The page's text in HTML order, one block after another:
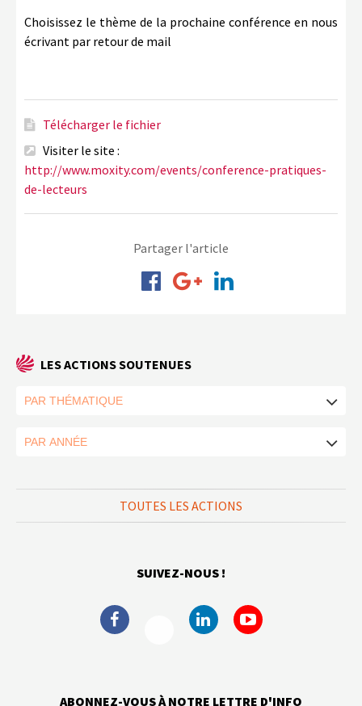
Choisissez le thème de la prochaine conférence en nous
écrivant par retour de mail
Télécharger le fichier
Visiter le site :
http://www.moxity.com/events/conference-pratiques-
de-lecteurs
Partager l'article
LES ACTIONS SOUTENUES
TOUTES LES ACTIONS
SUIVEZ-NOUS !
ABONNEZ-VOUS À NOTRE LETTRE D'INFO